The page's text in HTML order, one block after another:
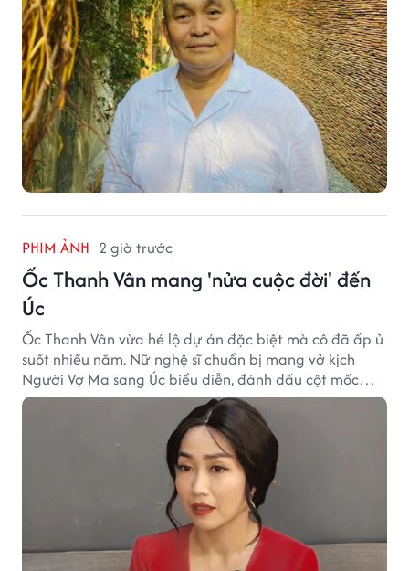
PHIM ẢNH 2 giờ trước
Ốc Thanh Vân mang 'nửa cuộc đời' đến
Úc
Ốc Thanh Vân vừa hé lộ dự án đặc biệt mà cô đã ấp ủ
suốt nhiều năm. Nữ nghệ sĩ chuẩn bị mang vở kịch
Người Vợ Ma sang Úc biểu diễn, đánh dấu cột mốc
đáng nhớ trong hành trình làm nghề.